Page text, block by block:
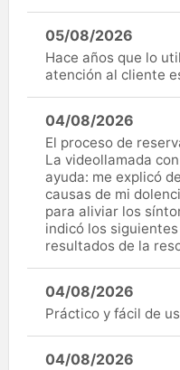
05/08/2026
Hace años que lo
atención al cliente
04/08/2026
El proceso de
La videollamada
ayuda: me explicó
causas de mi
para aliviar los
indicó los
resultados de la
04/08/2026
Práctico y fácil de
04/08/2026